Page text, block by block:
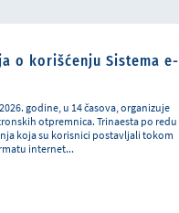
o korišćenju Sistema e-
godine, u 14 časova, organizuje
otpremnica. Trinaesta po redu
koja su korisnici postavljali tokom
internet...